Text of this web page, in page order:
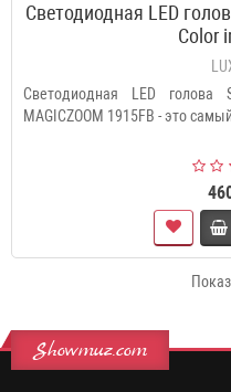
Светодиодная LED
Color
Светодиодная LED голова
MAGICZOOM 1915FB - это
Showmuz.com